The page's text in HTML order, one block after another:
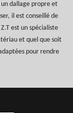
dallage propre et
il est conseillé de
est un spécialiste
et quel que soit
pour rendre